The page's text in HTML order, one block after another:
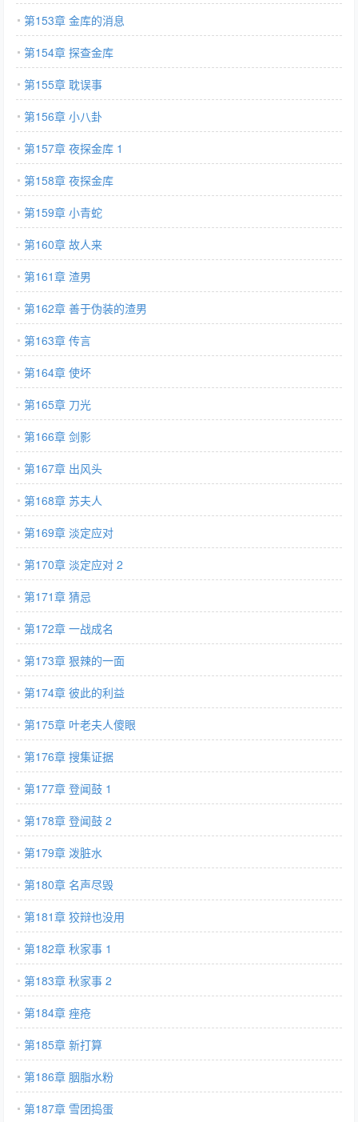
第153章 金库的消息
第154章 探查金库
第155章 耽误事
第156章 小八卦
第157章 夜探金库 1
第158章 夜探金库
第159章 小青蛇
第160章 故人来
第161章 渣男
第162章 善于伪装的渣男
第163章 传言
第164章 使坏
第165章 刀光
第166章 剑影
第167章 出风头
第168章 苏夫人
第169章 淡定应对
第170章 淡定应对 2
第171章 猜忌
第172章 一战成名
第173章 狠辣的一面
第174章 彼此的利益
第175章 叶老夫人傻眼
第176章 搜集证据
第177章 登闻鼓 1
第178章 登闻鼓 2
第179章 泼脏水
第180章 名声尽毁
第181章 狡辩也没用
第182章 秋家事 1
第183章 秋家事 2
第184章 痤疮
第185章 新打算
第186章 胭脂水粉
第187章 雪团捣蛋